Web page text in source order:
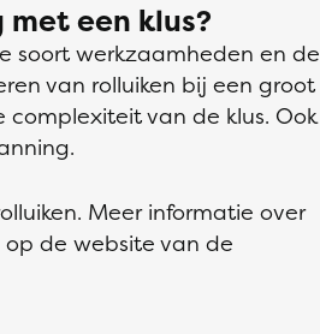
een klus?
soort werkzaamheden en de
van rolluiken bij een groot
van de klus. Ook
Meer informatie over
de website van de